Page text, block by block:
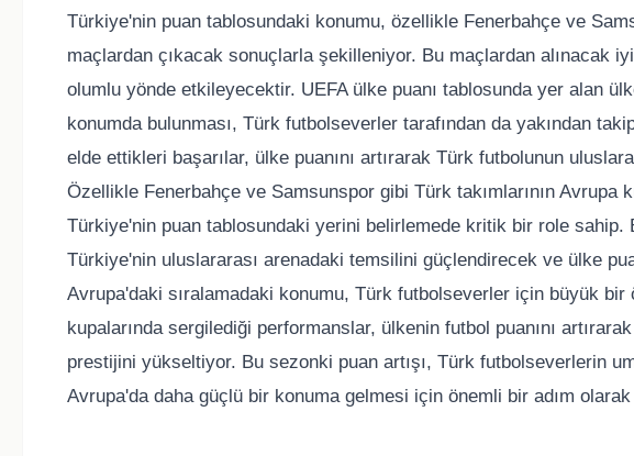
Türkiye'nin puan tablosundaki konumu, özellikle Fenerbahçe ve
maçlardan çıkacak sonuçlarla şekilleniyor. Bu maçlardan alınacak
olumlu yönde etkileyecektir. UEFA ülke puanı tablosunda yer alan
konumda bulunması, Türk futbolseverler tarafından da yakından
elde ettikleri başarılar, ülke puanını artırarak Türk futbolunun
Özellikle Fenerbahçe ve Samsunspor gibi Türk takımlarının Avrupa
Türkiye'nin puan tablosundaki yerini belirlemede kritik bir role sahip.
Türkiye'nin uluslararası arenadaki temsilini güçlendirecek ve ülke
Avrupa'daki sıralamadaki konumu, Türk futbolseverler için büyük bir
kupalarında sergilediği performanslar, ülkenin futbol puanını
prestijini yükseltiyor. Bu sezonki puan artışı, Türk futbolseverlerin
Avrupa'da daha güçlü bir konuma gelmesi için önemli bir adım